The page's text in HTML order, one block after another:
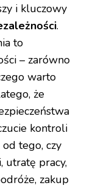
i kluczowy
.
to
– zarówno
warto
że
kontroli
od tego, czy
utratę pracy,
zakup